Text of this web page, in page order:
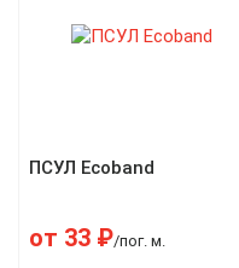
ПСУЛ Ecoband
от 33 ₽/пог. м.